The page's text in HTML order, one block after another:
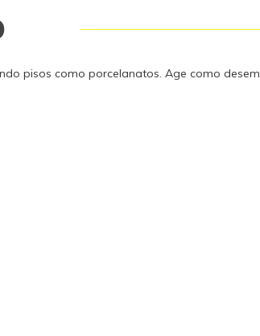
pisos como porcelanatos. Age como